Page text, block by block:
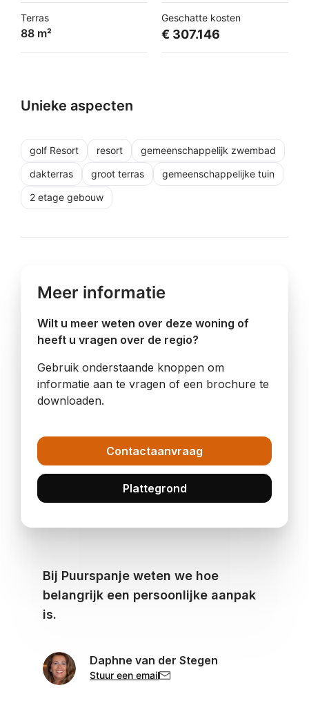
Terras
88 m²
Geschatte kosten
€ 307.146
Unieke aspecten
golf Resort resort
gemeenschappelijk zwembad
dakterras
groot terras
gemeenschappelijke tuin
2 etage gebouw
Meer informatie
Wilt u meer weten over deze woning of
heeft u vragen over de regio?
Gebruik onderstaande knoppen om
informatie aan te vragen of een brochure te
downloaden.
Contactaanvraag
Plattegrond
Bij Puurspanje weten we hoe
belangrijk een persoonlijke aanpak
is.
Daphne van der Stegen
Stuur een email